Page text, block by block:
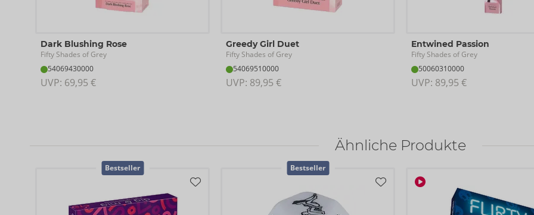
Dark Blushing Rose
Fifty Shades of Grey
54069430000
UVP: 69,95 €
Greedy Girl Duet
Fifty Shades of Grey
54069510000
UVP: 89,95 €
Entwined Passion
Fifty Shades of Grey
50060310000
UVP: 89,95 €
Ähnliche Produkte
Bestseller Bestseller